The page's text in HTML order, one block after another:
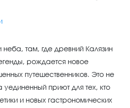
неба, там, где древний Калязин
рождается новое
путешественников. Это не
приют для тех, кто
и новых гастрономических